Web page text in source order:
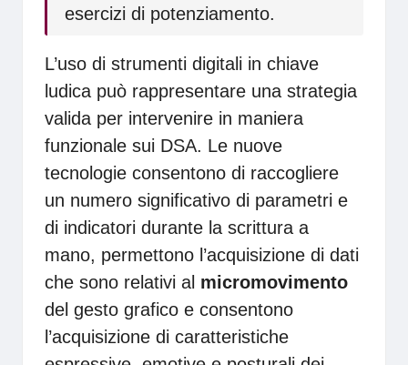
esercizi di potenziamento.
L’uso di strumenti digitali in chiave
ludica può rappresentare una strategia
valida per intervenire in maniera
funzionale sui DSA. Le nuove
tecnologie consentono di raccogliere
un numero significativo di parametri e
di indicatori durante la scrittura a
mano, permettono l’acquisizione di dati
che sono relativi al micromovimento
del gesto grafico e consentono
l’acquisizione di caratteristiche